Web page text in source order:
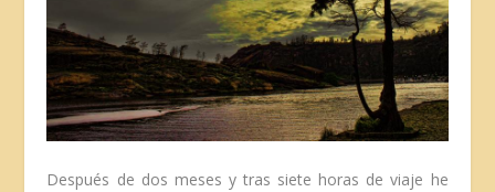
Después de dos meses y tras siete horas de viaje he